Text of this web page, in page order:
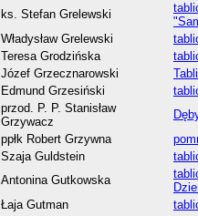
ks. Stefan Grelewski
Władysław Grelewski
Teresa Grodzińska
Józef Grzecznarowski
Edmund Grzesiński
przod. P. P. Stanisław
Grzywacz
ppłk Robert Grzywna
Szaja Guldstein
Antonina Gutkowska
Łaja Gutman